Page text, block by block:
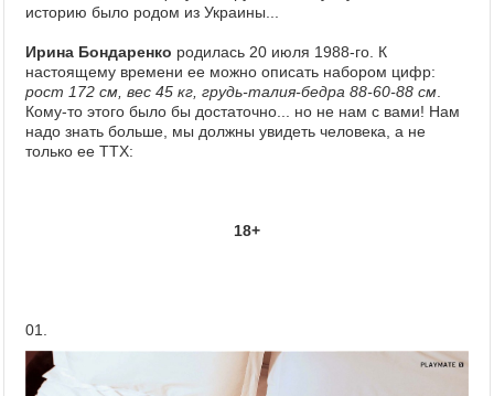
историю было родом из Украины...
Ирина Бондаренко родилась 20 июля 1988-го. К
настоящему времени ее можно описать набором цифр:
рост 172 см, вес 45 кг, грудь-талия-бедра 88-60-88 см
Кому-то этого было бы достаточно... но не нам с вами! Нам
надо знать больше, мы должны увидеть человека, а не
только ее ТТХ:
18+
01.